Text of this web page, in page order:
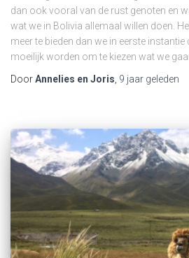
dan ook vooral van de rust genoten en
wat we in Bolivia allemaal willen doen.
meer te bieden dan we in eerste
moeilijk worden om te kiezen wat we
DoorAnnelies en Joris 9 jaar geleden